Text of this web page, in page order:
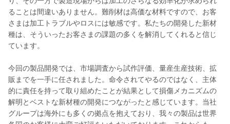
ることは間違いありません。難削材は高価な材料ですので、お客
さまは加工トラブルやロスには敏感です。私たちの開発した新材
種は、そういったお客さまの課題の多くを解消してくれると信じ
ています。
今回の製品開発では、市場調査から試作評価、量産生産技術、拡
販までを一手に任されました。命令されてやるのではなく、主体
的に責任を持って取り組めたことが結果として損傷メカニズムの
解明とベストな新材種の開発につながったと感じています。当社
グループは海外にも多くの拠点を抱えており、我々の製品は世界